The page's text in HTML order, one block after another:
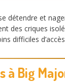
détendre et
des criques
difficiles
Big